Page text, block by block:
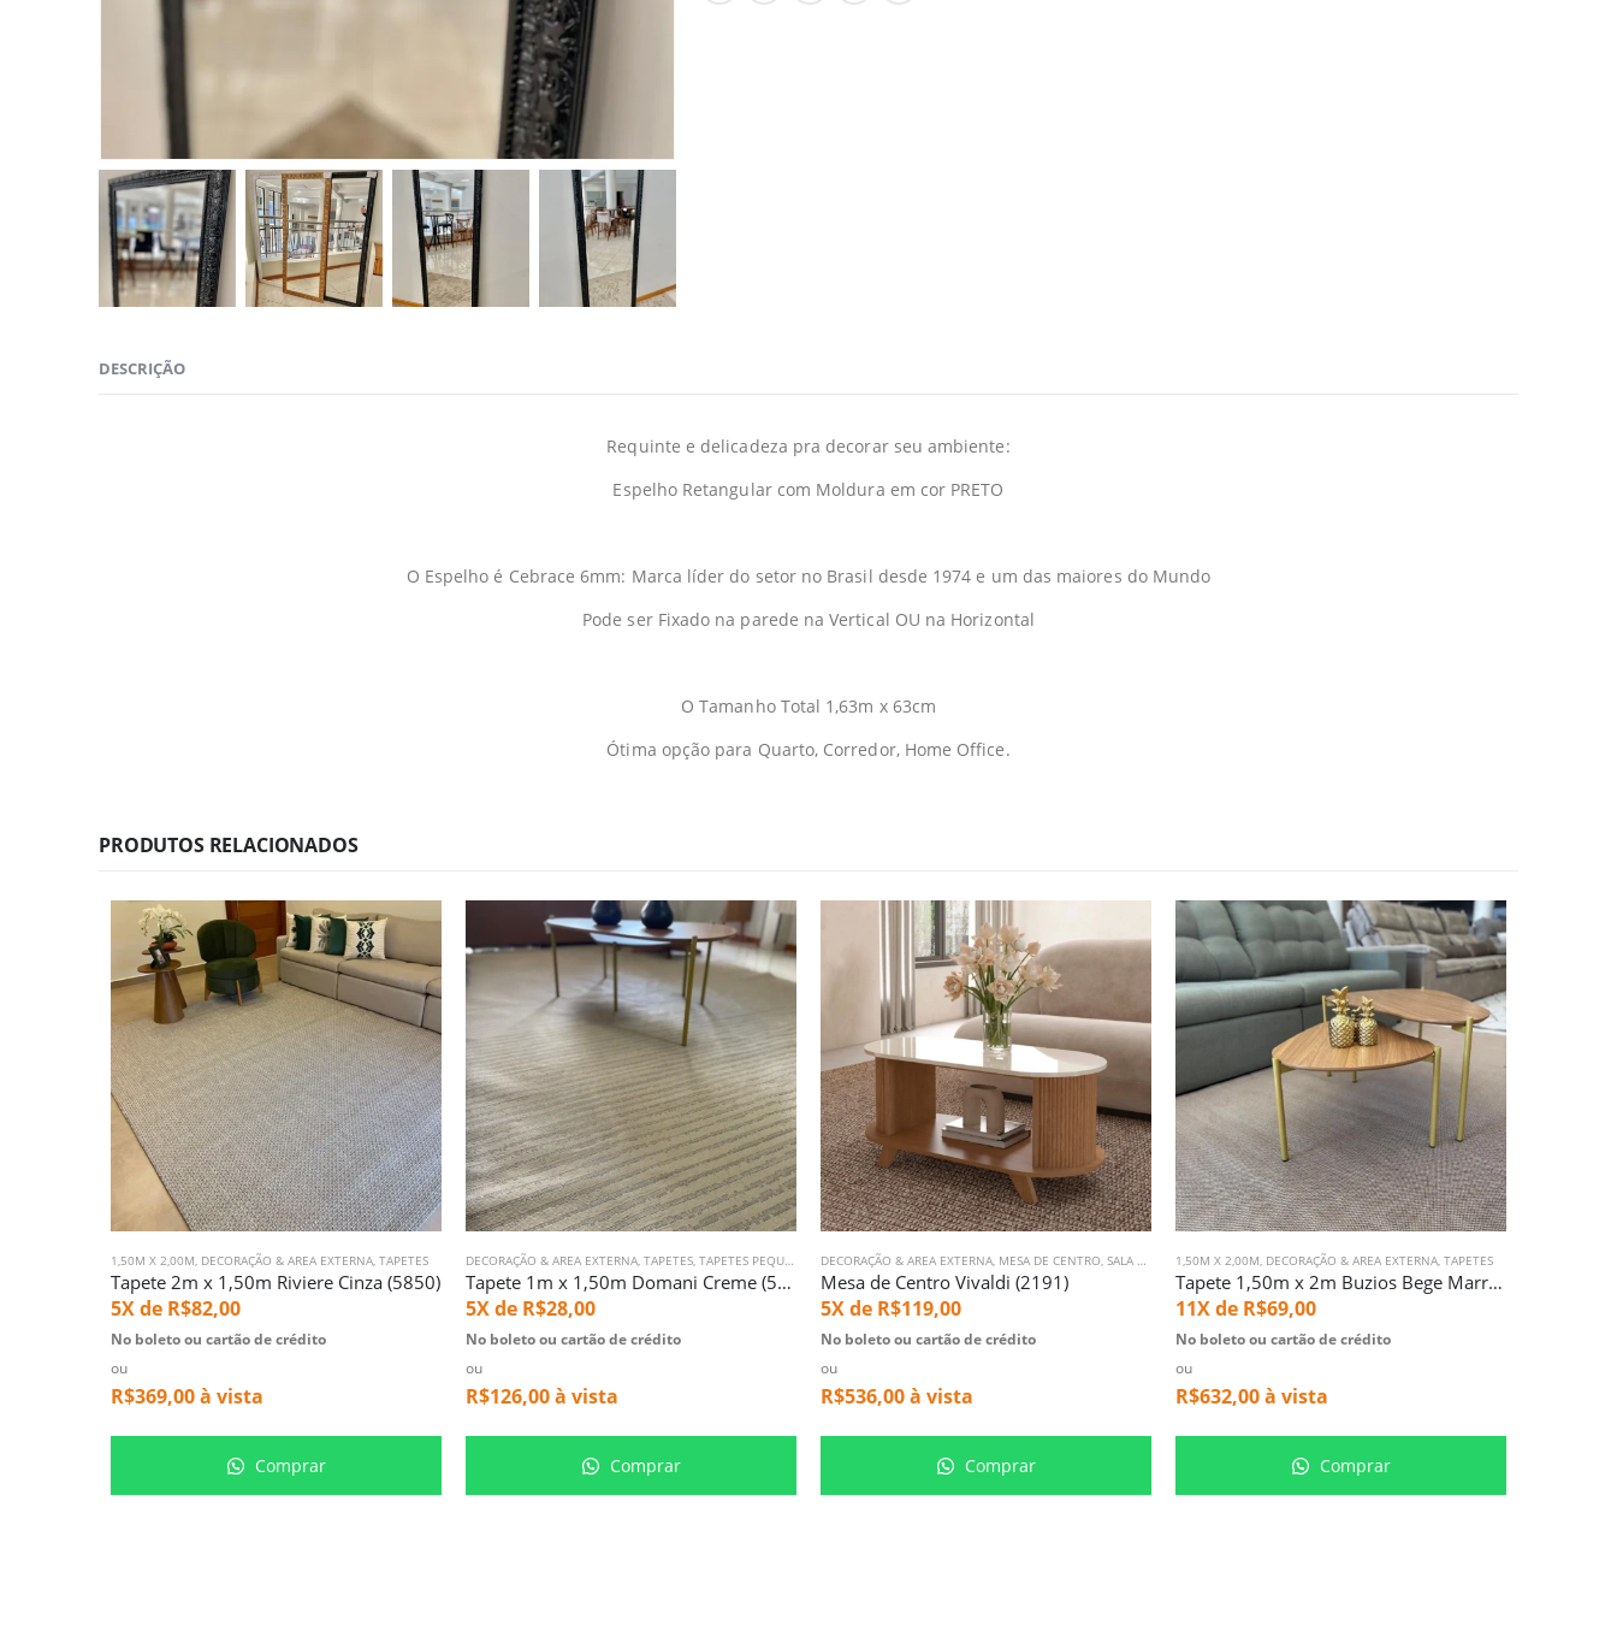
DESCRIÇÃO
Requinte e delicadeza pra decorar seu ambiente:
Espelho Retangular com Moldura em cor PRETO
O Espelho é Cebrace 6mm: Marca líder do setor no Brasil desde 1974 e um das maiores do Mundo
Pode ser Fixado na parede na Vertical OU na Horizontal
O Tamanho Total 1,63m x 63cm
Ótima opção para Quarto, Corredor, Home Office.
PRODUTOS RELACIONADOS
1,50M X 2,00M, DECORAÇÃO & AREA EXTERNA, TAPETES
Tapete 2m x 1,50m Riviere Cinza (5850)
5X de R$82,00
No boleto ou cartão de crédito
ou
R$369,00à vista
Comprar
DECORAÇÃO & AREA EXTERNA, TAPETES, TAPETES PEQUENOS
Tapete 1m x 1,50m Domani Creme (5881)
5X de R$28,00
No boleto ou cartão de crédito
ou
R$126,00à vista
Comprar
DECORAÇÃO & AREA EXTERNA, MESA DE CENTRO, SALA DE TV
Mesa de Centro Vivaldi (2191)
5X de R$119,00
No boleto ou cartão de crédito
ou
R$536,00à vista
Comprar
1,50M X 2,00M, DECORAÇÃO & AREA EXTERNA, TAPETES
Tapete 1,50m x 2m Buzios Bege Marrom (3524)
11X de R$69,00
No boleto ou cartão de crédito
ou
R$632,00à vista
Comprar